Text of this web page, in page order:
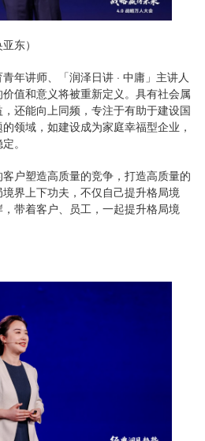
东）
年讲师、「润泽日讲 · 中庸」主讲人
值和意义将被重新定义。具有社会属
还能向上同频，专注于有助于建设国
领域，如建设成为家庭幸福型企业，
。
户塑造高质量的竞争，打造高质量的
界上下功夫，不仅自己提升格局境
带着客户、员工，一起提升格局境